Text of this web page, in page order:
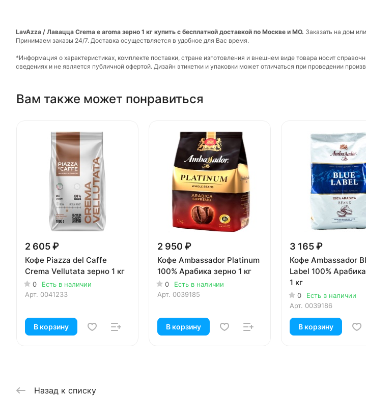
LavAzza / Лавацца Crema e aroma зерно 1 кг купить с бесплатной доставкой по Москве и МО. Заказать на дом
Принимаем заказы 24/7. Доставка осуществляется в удобное для Вас время.
*Информация о характеристиках, комплекте поставки, стране изготовления и внешнем виде товара носит
сведениях и не является публичной офертой. Дизайн этикетки и упаковки может отличаться при проведении
Вам также может понравиться
2 605 ₽
Кофе Piazza del Caffe
Crema Vellutata зерно 1 кг
0
Есть в наличии
Арт. 0041233
В корзину
2 950 ₽
Кофе Ambassador Platinum
100% Арабика зерно 1 кг
0
Есть в наличии
Арт. 0039185
В корзину
3 165 ₽
Кофе Ambassador
Label 100%
1 кг
0
Есть в наличии
Арт. 0039186
В корзину
Назад к списку